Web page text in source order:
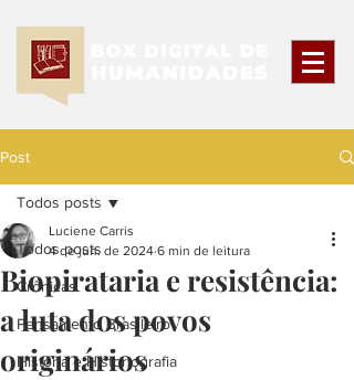
Post
Todos posts
Crônicas
Pensamento Brasileiro
História e Historiografia
Todos posts
Biopirataria e resistência:
a luta dos povos
originários
Luciene Carris
4 de jun. de 2024 6 min de leitura